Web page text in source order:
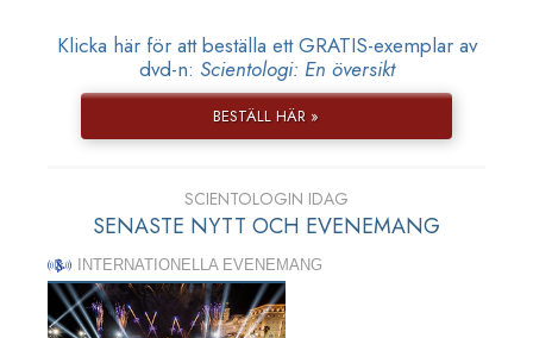
Klicka här för att beställa ett GRATIS-exemplar av
dvd-n: Scientologi: En översikt
BESTÄLL HÄR »
SCIENTOLOGIN IDAG
SENASTE NYTT OCH EVENEMANG
INTERNATIONELLA EVENEMANG